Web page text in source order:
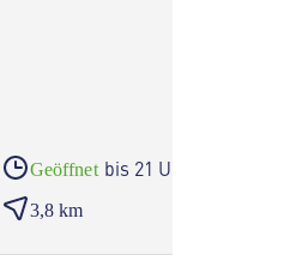
Geöffnet bis 21 Uhr
3,8 km